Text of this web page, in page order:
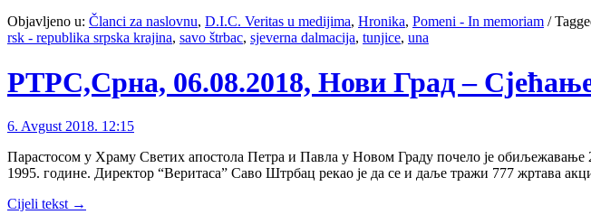
Objavljeno u: Članci za naslovnu, D.I.C. Veritas u medijima, Hronika, Pomeni - In memoriam /
rsk - republika srpska krajina, savo štrbac, sjeverna dalmacija, tunjice, una
РТРС,Срна, 06.08.2018, Нови Град –
6. Avgust 2018. 12:15
Парастосом у Храму Светих апостола Петра и Павла у Новом Граду почело је обиљежавање
1995. године. Директор “Веритаса” Саво Штрбац рекао је да се и даље тражи 777 жртава
Cijeli tekst →